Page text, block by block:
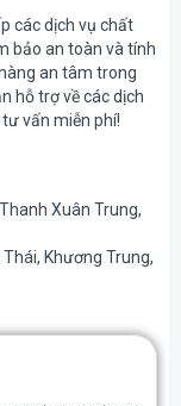
các dịch vụ chất
bảo an toàn và tính
an tâm trong
hỗ trợ về các dịch
vấn miễn phí!
Xuân Trung,
Khương Trung,